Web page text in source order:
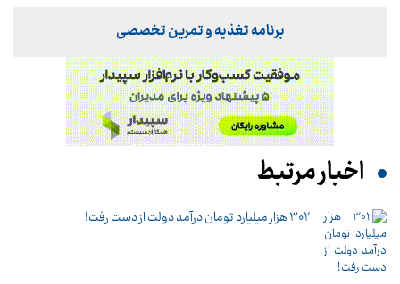
برنامه تغذیه و تمرین تخصصی
اخبار مرتبط
۳۰۲ هزار میلیارد تومان درآمد دولت از دست رفت!